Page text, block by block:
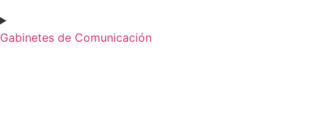
Gabinetes de Comunicación